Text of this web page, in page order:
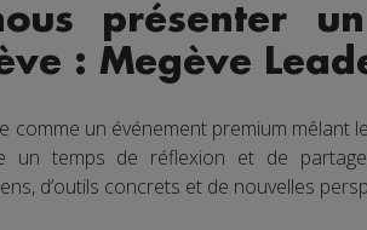
présenter
: Megève
un événement premium mêlant
temps de réflexion et de
d’outils concrets et de nouvelles